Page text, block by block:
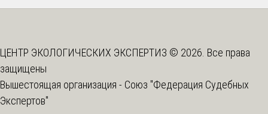
ЦЕНТР ЭКОЛОГИЧЕСКИХ ЭКСПЕРТИЗ © 2026. Все права
защищены
Вышестоящая организация - Союз "Федерация Судебных
Экспертов"